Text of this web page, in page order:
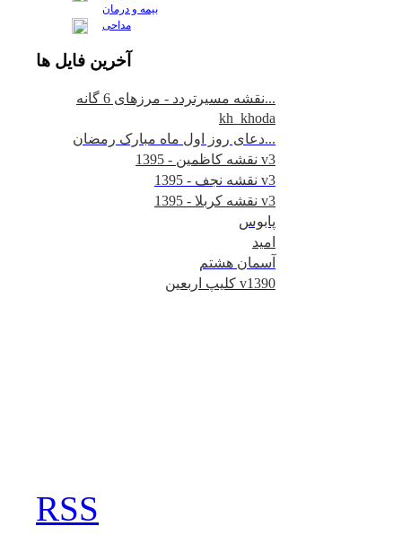
بیمه و درمان
مداحی
آخرين فايل ها
نقشه مسیرتردد - مرزهای 6 گانه...
kh_khoda
دعای روز اول ماه مبارک رمضان...
نقشه کاظمین - 1395 v3
نقشه نجف - 1395 v3
نقشه کربلا - 1395 v3
پابوس
امید
آسمان هشتم
کلیپ اربعین v1390
RSS